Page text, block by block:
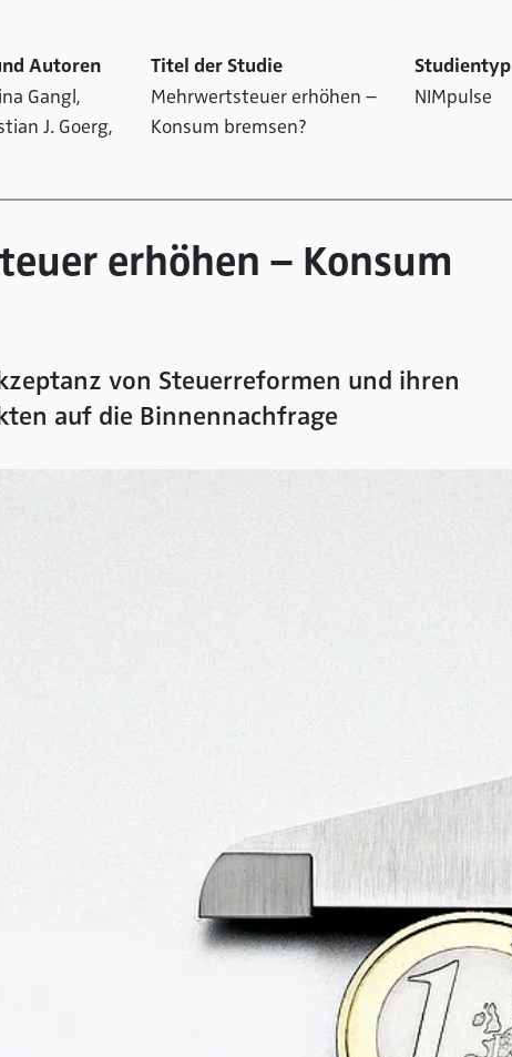
Autoren
Gangl,
J. Goerg,
Titel der Studie
Mehrwertsteuer erhöhen –
Konsum bremsen?
Studientyp
NIMpulse
erhöhen – Konsum
von Steuerreformen und ihren
auf die Binnennachfrage